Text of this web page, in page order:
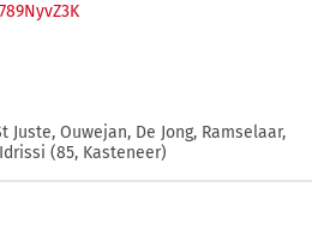
Ouwejan, De Jong, Ramselaar,
(85, Kasteneer)